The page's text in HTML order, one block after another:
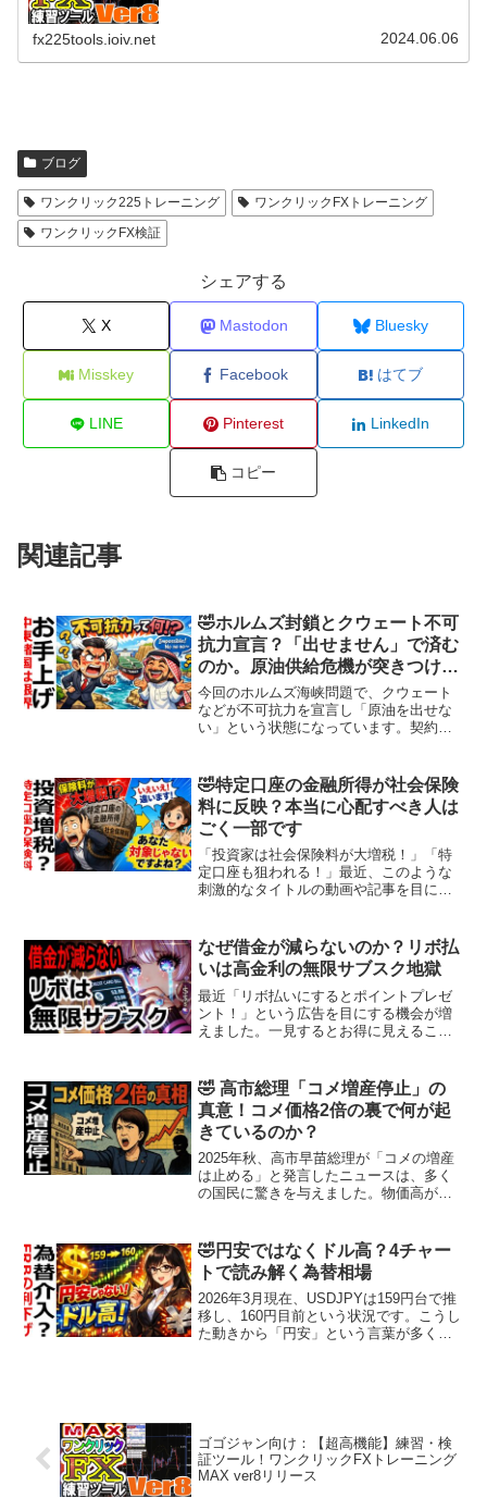
fx225tools.ioiv.net 2024.06.06
ブログ
ワンクリック225トレーニング
ワンクリックFXトレーニング
ワンクリックFX検証
シェアする
X Mastodon Bluesky
Misskey Facebook はてブ
LINE Pinterest LinkedIn
コピー
関連記事
🤣ホルムズ封鎖とクウェート不可
抗力宣言？「出せません」で済む
のか。原油供給危機が突きつける
現実
今回のホルムズ海峡問題で、クウェート
などが不可抗力を宣言し「原油を出せな
い」という状態になっています。契約上
引のルールです。つまり、「出せません
が責任は負いません」とい...
🤣特定口座の金融所得が社会保険
料に反映？本当に心配すべき人は
ごく一部です
「投資家は社会保険料が大増税！」「特
定口座も狙われる！」最近、このような
刺激的なタイトルの動画や記事を目にし
きく上がるのでは？」と不安になってし
まいますよね。ですが、一...
なぜ借金が減らないのか？リボ払
いは高金利の無限サブスク地獄
最近「リボ払いにするとポイントプレゼ
ント！」という広告を目にする機会が増
えました。一見するとお得に見えるこの
スク"のような構造が隠されています。こ
の記事では、リボ払い...
🤣 高市総理「コメ増産停止」の
真意！コメ価格2倍の裏で何が起
きているのか？
2025年秋、高市早苗総理が「コメの増産
は止める」と発言したニュースは、多く
の国民に驚きを与えました。物価高が続
らいものです。しかし、円安やインフ
レ、インバウンド需要の...
🤣円安ではなくドル高？4チャー
トで読み解く為替相場
2026年3月現在、USDJPYは159円台で推
移し、160円目前という状況です。こうし
た動きから「円安」という言葉が多く使
ゴゴジャン向け：【超高機能】練習・検
証ツール！ワンクリックFXトレーニング
MAX ver8リリース